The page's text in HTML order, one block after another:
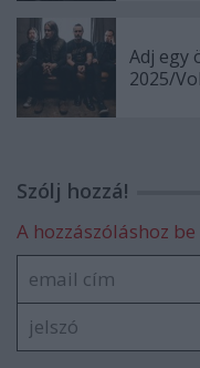
Adj egy
2025/
Szólj hozzá!
A hozzászóláshoz